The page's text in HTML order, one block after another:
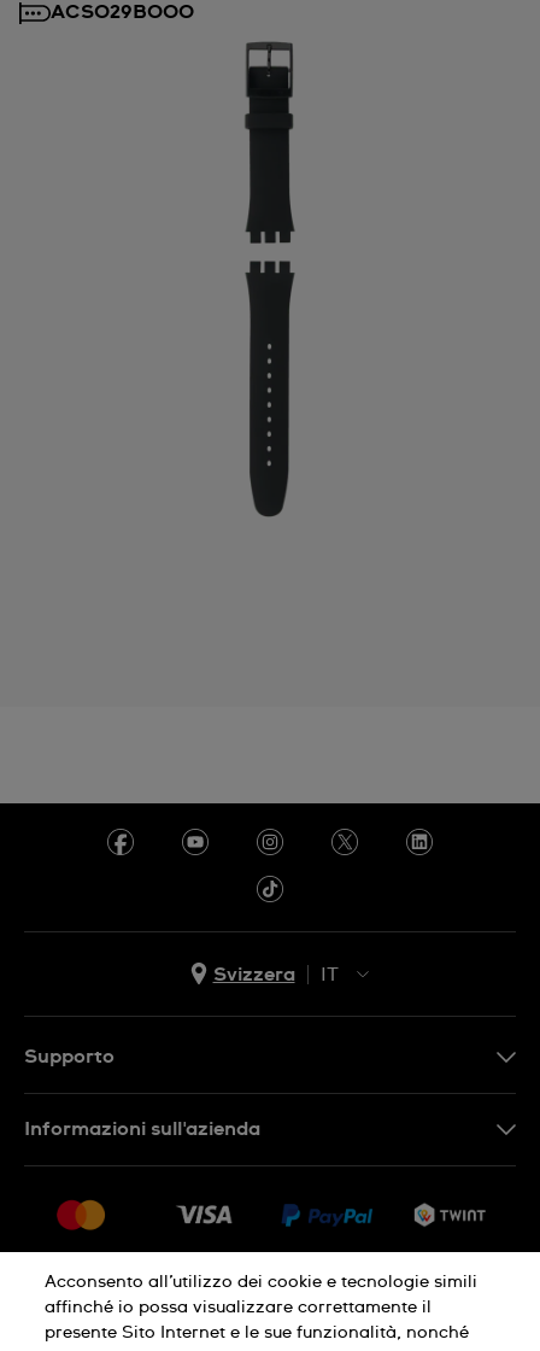
ACSO29B000
Svizzera
IT
IT
Supporto
Restituzione
Condizioni di vendita
Diritto di recesso
Informazioni sull'azienda
Carriera
Acconsento all’utilizzo dei cookie e tecnologie simili
affinché io possa visualizzare correttamente il
presente Sito Internet e le sue funzionalità, nonché